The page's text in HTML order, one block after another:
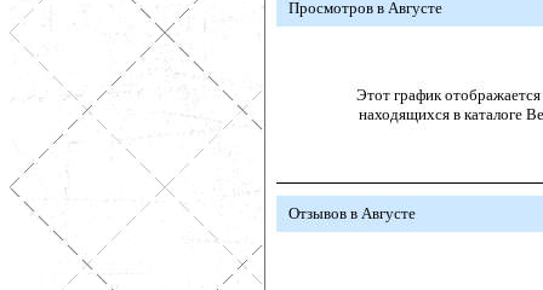
Просмотров в Августе
Этот график отображается
находящихся в каталоге
Отзывов в Августе